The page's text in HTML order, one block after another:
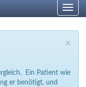
Toggle
×
Ein Patient wie
er benötigt, und